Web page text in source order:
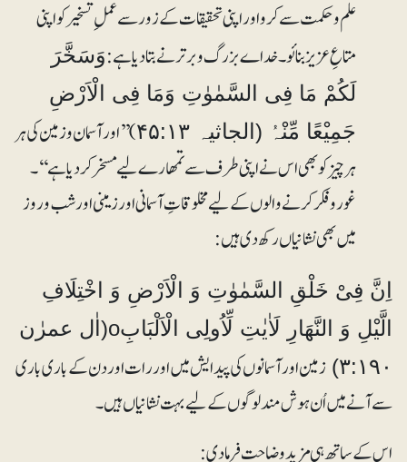
علم و حکمت سے کرو اور اپنی تحقیقات کے زور سے عملِ تسخیر کو اپنی
متاعِ عزیز بنائو۔ خداے بزرگ و برتر نے بتا دیا ہے:وَسَخَّرَ
لَکُمْ مَا فِی السَّمٰوٰتِ وَمَا فِی الْاَرْضِ
جَمِیْعًا مِّنْہُ (الجاثیہ ۴۵:۱۳
) ’’اور آسمان و زمین کی ہر
ہر چیز کو بھی اس نے اپنی طرف سے تمھارے لیے مسخر کر دیا ہے‘‘۔
غوروفکر کرنے والوں کے لیے مخلوقاتِ آسمانی اور زمینی اور شب و روز
میں بھی نشانیاں رکھ دی ہیں:
اِنَّ فِیْ خَلْقِ السَّمٰوٰتِ وَ الْاَرْضِ وَ اخْتِلَافِ
الَّیْلِ وَ النَّھَارِ لَاٰیٰتِ لِّاُولِی الْاَلْبَابِo(اٰل عمرٰن
۳:۱۹۰) زمین اور آسمانوں کی پیدایش میں اور رات اور دن کے باری باری
سے آنے میں اُن ہوش مند لوگوں کے لیے بہت نشانیاں ہیں۔
اس کے ساتھ ہی مزید وضاحت فرما دی: